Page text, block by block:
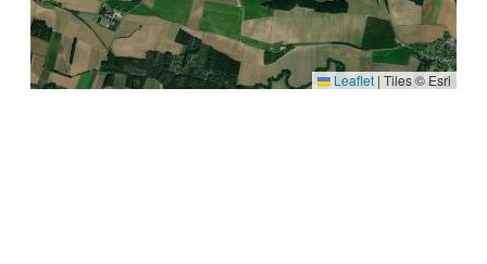
Leaflet | Tiles © Esri